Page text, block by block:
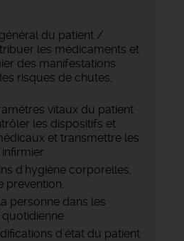
du patient /
les médicaments et
des manifestations
risques de chutes,
vitaux du patient
les dispositifs et
et transmettre les
d'hygiène corporelles,
prévention,
personne dans les
quotidienne
d'état du patient